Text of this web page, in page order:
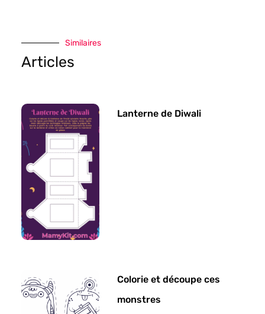
Similaires
Articles
Lanterne de Diwali
Colorie et découpe ces
monstres